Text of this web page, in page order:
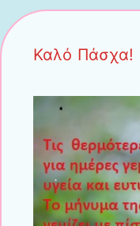
Καλό Πάσχα!